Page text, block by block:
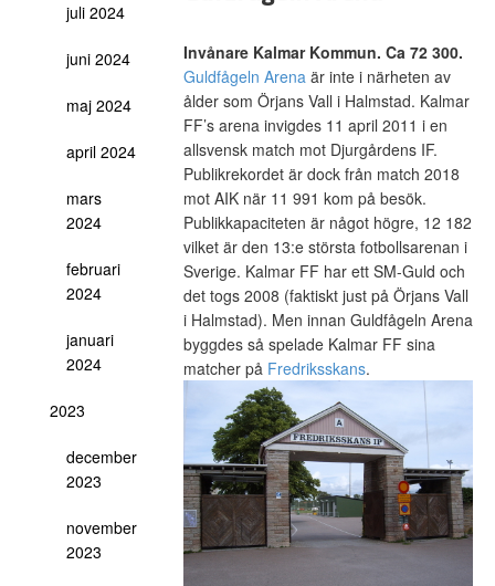
juli 2024
juni 2024
maj 2024
april 2024
mars
2024
februari
2024
januari
2024
2023
december
2023
november
2023
Invånare Kalmar Kommun. Ca 72 300.
Guldfågeln Arena är inte i närheten av
ålder som Örjans Vall i Halmstad. Kalmar
FF’s arena invigdes 11 april 2011 i en
allsvensk match mot Djurgårdens IF.
Publikrekordet är dock från match 2018
mot AIK när 11 991 kom på besök.
Publikkapaciteten är något högre, 12 182
vilket är den 13:e största fotbollsarenan i
Sverige. Kalmar FF har ett SM-Guld och
det togs 2008 (faktiskt just på Örjans Vall
i Halmstad). Men innan Guldfågeln Arena
byggdes så spelade Kalmar FF sina
matcher på Fredriksskans.